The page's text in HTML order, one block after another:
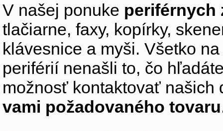
V našej ponuke periférnych
tlačiarne, faxy, kopírky,
klávesnice a myši. Všetko
periférií nenašli to, čo
možnosť kontaktovať
vami požadovaného tovaru